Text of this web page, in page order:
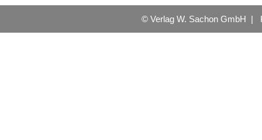
© Verlag W. Sachon GmbH |